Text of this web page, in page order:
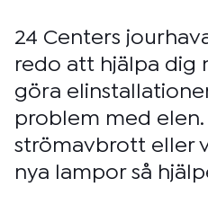
24 Centers
redo att hjälpa dig
göra
problem med
strömavbrott eller
nya lampor så